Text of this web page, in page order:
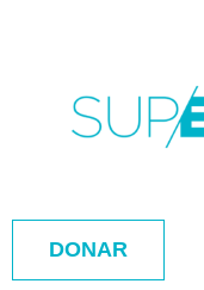
DONAR